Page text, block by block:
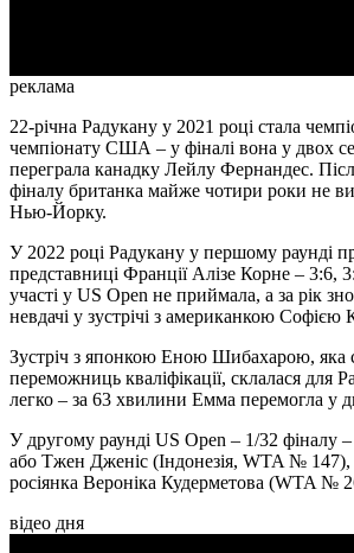
реклама
22-річна Радукану у 2021 році стала
чемпіонату США – у фіналі вона у двох
переграла канадку Лейлу Фернандес.
фіналу британка майже чотири роки не
Нью-Йорку.
У 2022 році Радукану у першому раунді
представниці Франції Алізе Корне – 3:6,
участі у US Open не приймала, а за рік
невдачі у зустрічі з американкою Софією
Зустріч з японкою Еною Шибахарою, яка
переможниць кваліфікації, склалася для
легко – за 63 хвилини Емма перемогла у
У другому раунді US Open – 1/32 фіналу
або Тжен Дженіс (Індонезія, WTA №
росіянка Вероніка Кудерметова (WTA №
відео дня